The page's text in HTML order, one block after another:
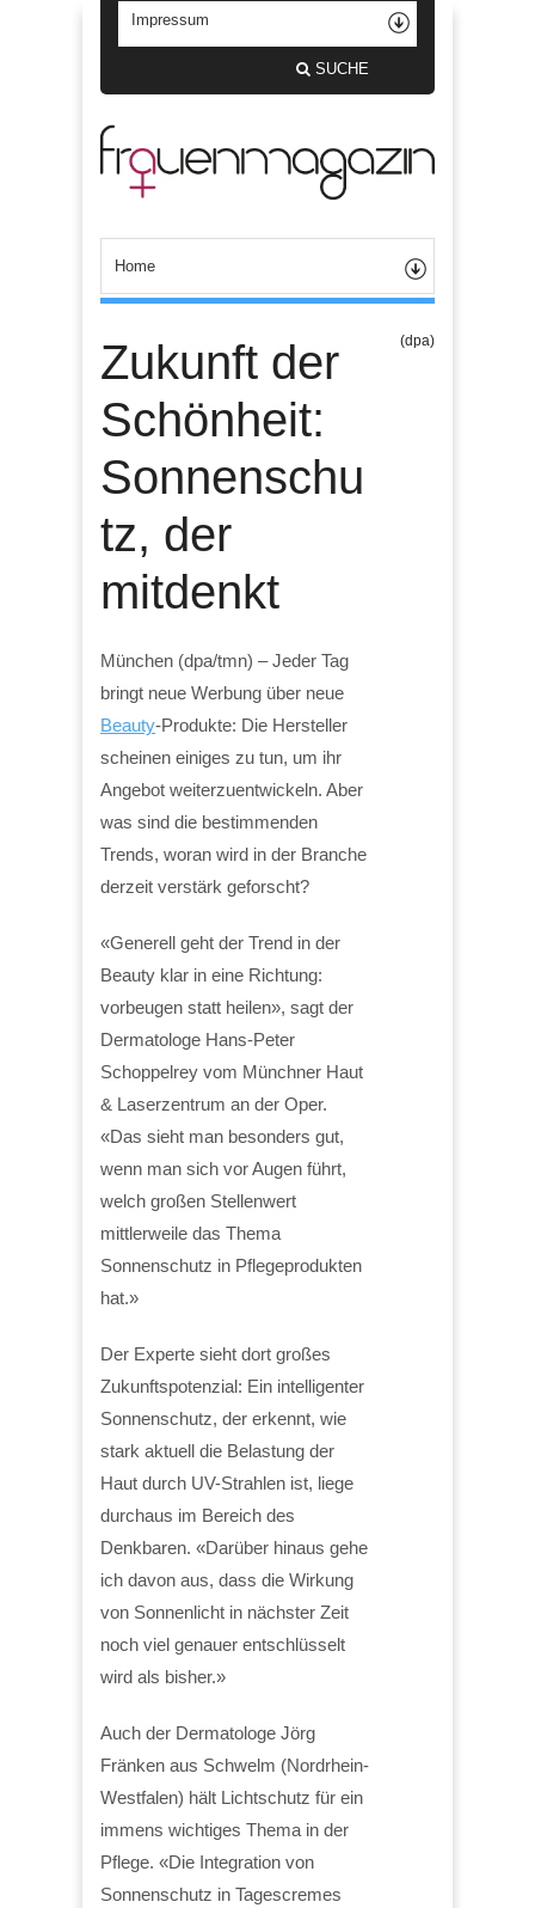
SUCHE
Zukunft der
Schönheit:
Sonnenschu
tz, der
mitdenkt
(dpa)
München (dpa/tmn) – Jeder Tag
bringt neue Werbung über neue
Beauty-Produkte: Die Hersteller
scheinen einiges zu tun, um ihr
Angebot weiterzuentwickeln. Aber
was sind die bestimmenden
Trends, woran wird in der Branche
derzeit verstärk geforscht?
«Generell geht der Trend in der
Beauty klar in eine Richtung:
vorbeugen statt heilen», sagt der
Dermatologe Hans-Peter
Schoppelrey vom Münchner Haut
& Laserzentrum an der Oper.
«Das sieht man besonders gut,
wenn man sich vor Augen führt,
welch großen Stellenwert
mittlerweile das Thema
Sonnenschutz in Pflegeprodukten
hat.»
Der Experte sieht dort großes
Zukunftspotenzial: Ein intelligenter
Sonnenschutz, der erkennt, wie
stark aktuell die Belastung der
Haut durch UV-Strahlen ist, liege
durchaus im Bereich des
Denkbaren. «Darüber hinaus gehe
ich davon aus, dass die Wirkung
von Sonnenlicht in nächster Zeit
noch viel genauer entschlüsselt
wird als bisher.»
Auch der Dermatologe Jörg
Fränken aus Schwelm (Nordrhein-
Westfalen) hält Lichtschutz für ein
immens wichtiges Thema in der
Pflege. «Die Integration von
Sonnenschutz in Tagescremes